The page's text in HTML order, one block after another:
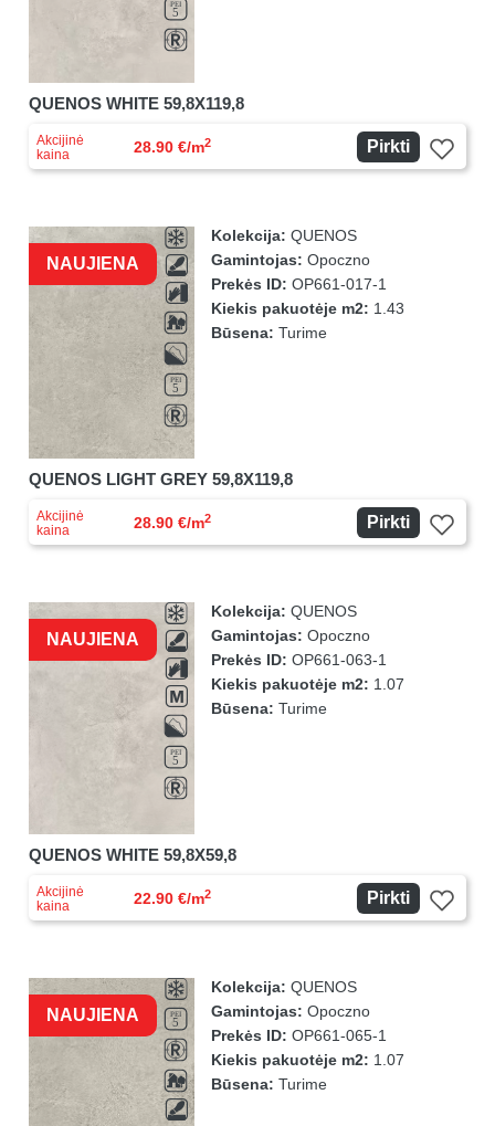
QUENOS WHITE 59,8X119,8
Akcijinė
kaina
28.90 €/m2 Pirkti
NAUJIENA
Kolekcija: QUENOS
Gamintojas: Opoczno
Prekės ID: OP661-017-1
Kiekis pakuotėje m2: 1.43
Būsena: Turime
QUENOS LIGHT GREY 59,8X119,8
Akcijinė
kaina
28.90 €/m2 Pirkti
NAUJIENA
Kolekcija: QUENOS
Gamintojas: Opoczno
Prekės ID: OP661-063-1
Kiekis pakuotėje m2: 1.07
Būsena: Turime
QUENOS WHITE 59,8X59,8
Akcijinė
kaina
22.90 €/m2 Pirkti
NAUJIENA
Kolekcija: QUENOS
Gamintojas: Opoczno
Prekės ID: OP661-065-1
Kiekis pakuotėje m2: 1.07
Būsena: Turime